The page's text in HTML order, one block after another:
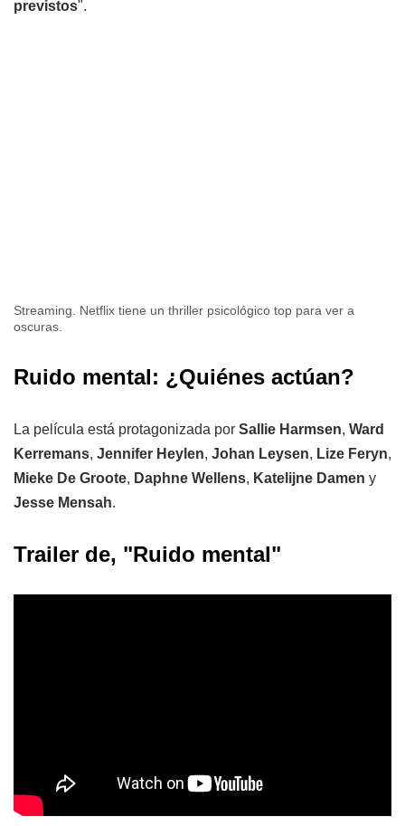
previstos".
Streaming. Netflix tiene un thriller psicológico top para ver a
oscuras.
Ruido mental: ¿Quiénes actúan?
La película está protagonizada por Sallie Harmsen, Ward
Kerremans, Jennifer Heylen, Johan Leysen, Lize Feryn,
Mieke De Groote, Daphne Wellens, Katelijne Damen y
Jesse Mensah.
Trailer de, "Ruido mental"